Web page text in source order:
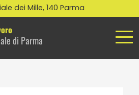
dei Mille, 140 Parma
di Parma